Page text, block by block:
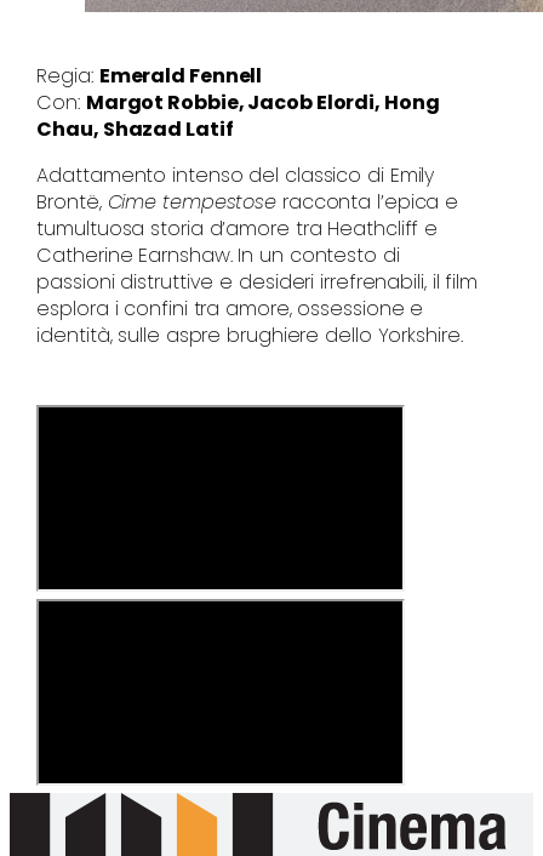
Regia: Emerald Fennell
Con: Margot Robbie, Jacob Elordi, Hong
Chau, Shazad Latif
Adattamento intenso del classico di Emily
Brontë, Cime tempestose racconta l’epica e
tumultuosa storia d’amore tra Heathcliff e
Catherine Earnshaw. In un contesto di
passioni distruttive e desideri irrefrenabili, il film
esplora i confini tra amore, ossessione e
identità, sulle aspre brughiere dello Yorkshire.